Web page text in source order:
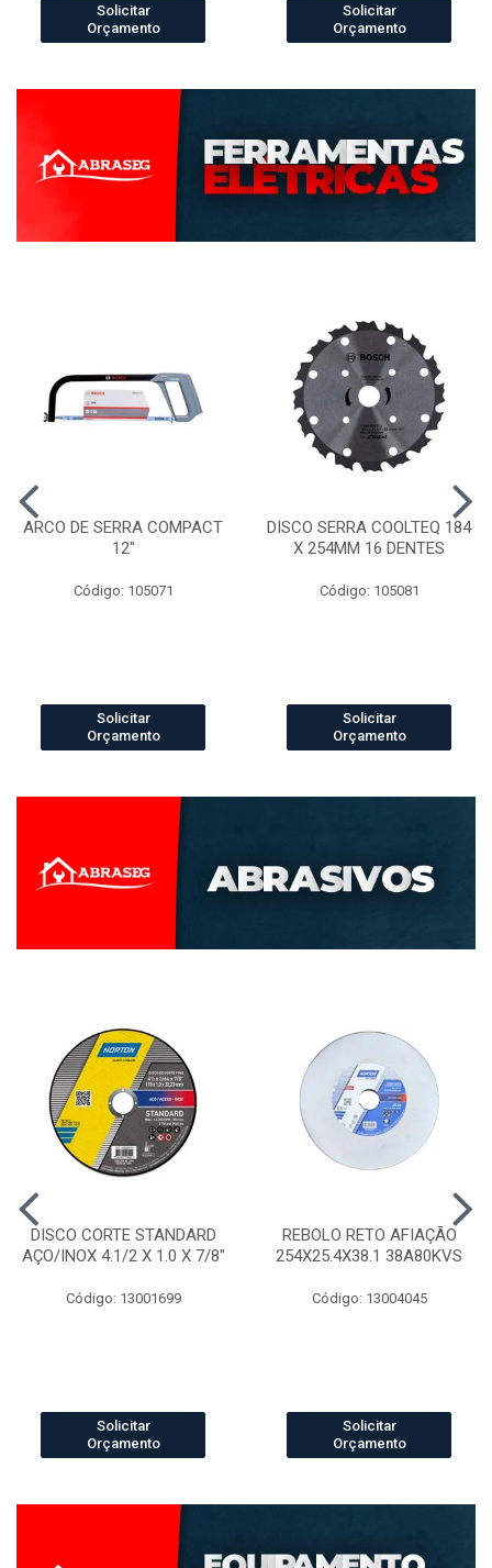
Solicitar
Orçamento
Solicitar
Orçamento
ARCO DE SERRA COMPACT
12"
Código: 105071
Solicitar
Orçamento
DISCO SERRA COOLTEQ 184
X 254MM 16 DENTES
Código: 105081
Solicitar
Orçamento
DISCO CORTE STANDARD
AÇO/INOX 4.1/2 X 1.0 X 7/8"
Código: 13001699
Solicitar
Orçamento
REBOLO RETO AFIAÇÃO
254X25.4X38.1 38A80KVS
Código: 13004045
Solicitar
Orçamento